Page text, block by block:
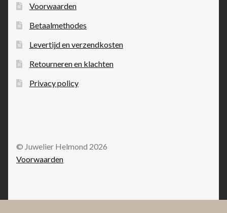
Voorwaarden
Betaalmethodes
Levertijd en verzendkosten
Retourneren en klachten
Privacy policy
© Juwelier Helmond 2026
Voorwaarden